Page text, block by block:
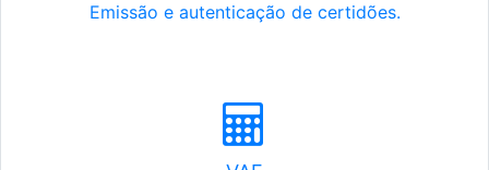
Emissão e autenticação de certidões.